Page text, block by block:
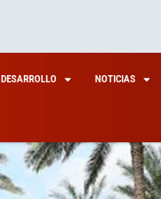
DESARROLLO NOTICIAS